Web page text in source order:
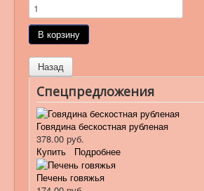
Спецпредложения
Говядина бескостная рубленая
378.00 руб.
Купить
Подробнее
Печень говяжья